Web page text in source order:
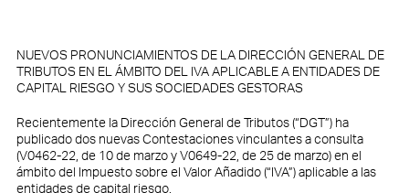
NUEVOS PRONUNCIAMIENTOS DE LA DIRECCIÓN GENERAL DE
TRIBUTOS EN EL ÁMBITO DEL IVA APLICABLE A ENTIDADES DE
CAPITAL RIESGO Y SUS SOCIEDADES GESTORAS
Recientemente la Dirección General de Tributos (“DGT”) ha
publicado dos nuevas Contestaciones vinculantes a consulta
(V0462-22, de 10 de marzo y V0649-22, de 25 de marzo) en el
ámbito del Impuesto sobre el Valor Añadido (“IVA”) aplicable a las
entidades de capital riesgo.